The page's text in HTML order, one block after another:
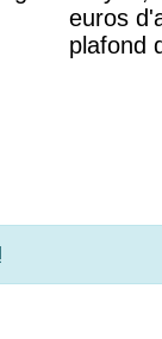
euros
plafond
!